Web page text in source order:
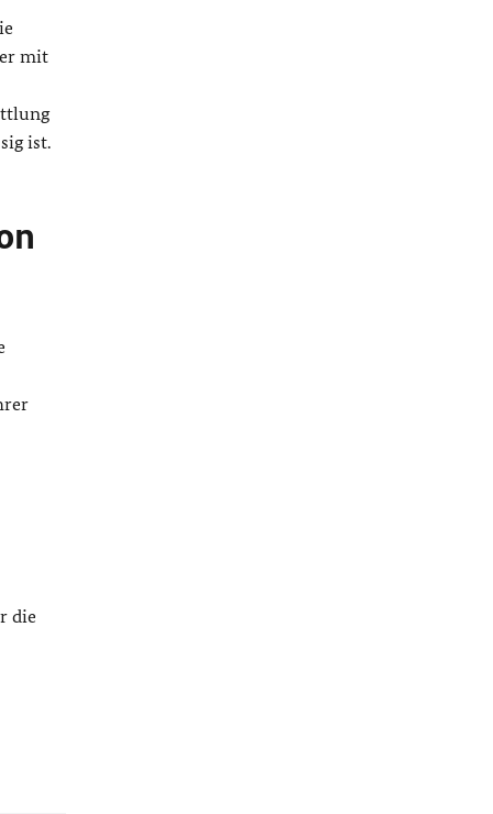
mit
ist.
die